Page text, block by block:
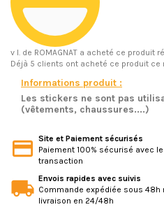
v l. de ROMAGNAT a acheté ce produit
Déjà 5 clients ont acheté ce produit ce
Informations produit :
Les stickers ne sont pas
(vêtements, chaussures....)
Site et Paiement sécurisés
Paiement 100% sécurisé avec
transaction
Envois rapides avec suivis
Commande expédiée sous
livraison en 24/48h